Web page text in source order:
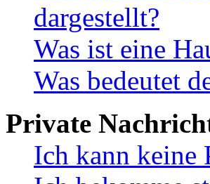
dargestellt?
Was ist eine
Was bedeutet
Private
Ich kann keine